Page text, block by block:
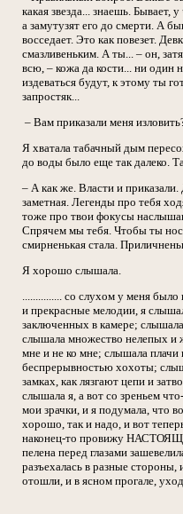
какая звезда... знаешь. Бывает,
а замутузят его до смерти. А
восседает. Это как повезет.
смазливеньким. А ты... – он,
всю, – кожа да кости... ни один
издеваться будут, к этому ты
запростяк...
– Вам приказали меня
Я хватала табачный дым
до воды было еще так далеко.
– А как же. Власти и
заметная. Легенды про тебя
тоже про твои фокусы
Спрячем мы тебя. Чтобы ты
смирненькая стала.
Я хорошо слышала.
............... со слухом у меня
и прекрасные мелодии, я
заключенных в камере;
слышала множество нелепых и
мне и не ко мне; слышала
беспрерывностью хохоты;
замках, как лязгают цепи и
слышала я, а вот со зреньем
мои зрачки, и я подумала, что
хорошо, так и надо, и вот
наконец-то провижу
пелена перед глазами
разъехалась в разные
отошли, и в ясном прогале,